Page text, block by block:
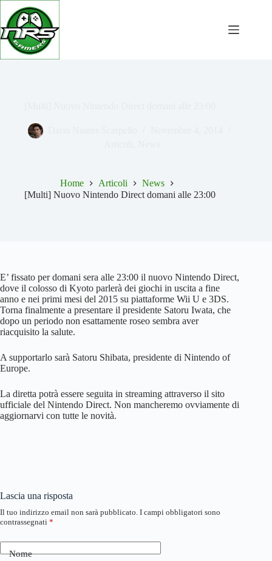
Salta
contenuto
Home Articoli
News
[Multi] Nuovo Nintendo Direct domani alle 23:00
E’ fissato per domani sera alle 23:00 il nuovo Nintendo Direct,
dove il colosso di Kyoto parlerà dei giochi in uscita a fine
anno e nei primi mesi del 2015 su piattaforme Wii U e 3DS.
Torna finalmente a presentare il presidente Satoru Iwata, che
dopo un periodo non esattamente roseo sembra aver
riacquisito la salute.
A supportarlo sarà Satoru Shibata, presidente di Nintendo of
Europe.
La diretta potrà essere seguita in streaming attraverso il sito
ufficiale del Nintendo Direct. Non mancheremo ovviamente di
aggiornarvi con tutte le novità.
Lascia una risposta
Il tuo indirizzo email non sarà pubblicato. I campi obbligatori sono
contrassegnati *
Nome